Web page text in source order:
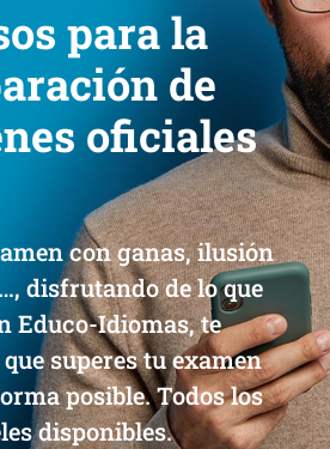
para la
de
oficiales
con ganas, ilusión
disfrutando de lo que
Educo-Idiomas, te
superes tu examen
posible. Todos los
disponibles.